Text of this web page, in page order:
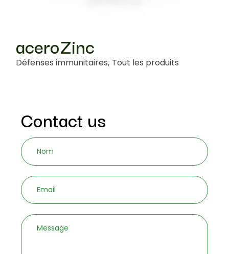
aceroZinc
Défenses immunitaires Tout les produits
Contact us